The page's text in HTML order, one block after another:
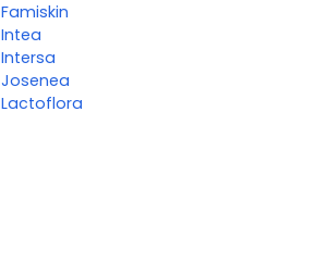
Famiskin
Intea
Intersa
Josenea
Lactoflora